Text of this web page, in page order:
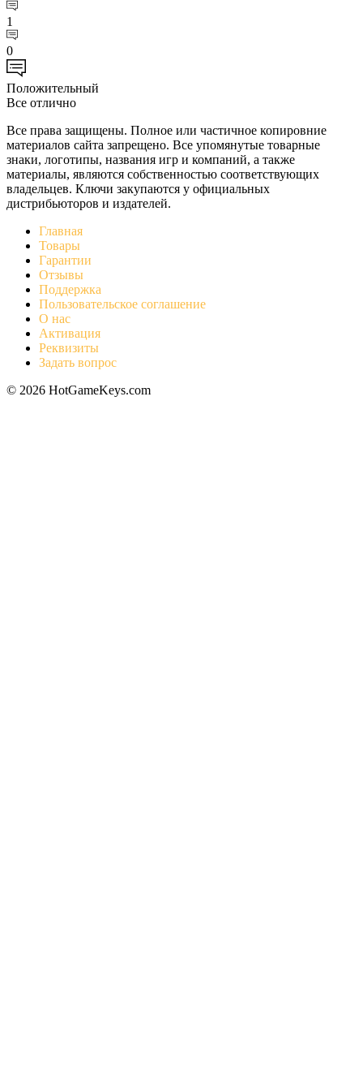
1
0
Положительный
Все отлично
Все права защищены. Полное или частичное копировние
материалов сайта запрещено. Все упомянутые товарные
знаки, логотипы, названия игр и компаний, а также
материалы, являются собственностью соответствующих
владельцев. Ключи закупаются у официальных
дистрибьюторов и издателей.
Главная
Товары
Гарантии
Отзывы
Поддержка
Пользовательское соглашение
О нас
Активация
Реквизиты
Задать вопрос
© 2026 HotGameKeys.com